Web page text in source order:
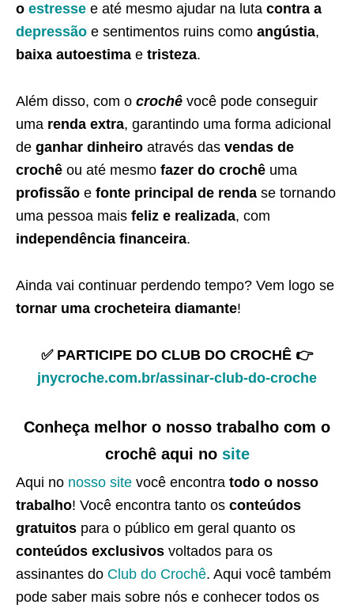
o estresse e até mesmo ajudar na luta contra a
depressão e sentimentos ruins como angústia,
baixa autoestima e tristeza.
Além disso, com o crochê você pode conseguir
uma renda extra, garantindo uma forma adicional
de ganhar dinheiro através das vendas de
crochê ou até mesmo fazer do crochê uma
profissão e fonte principal de renda se tornando
uma pessoa mais feliz e realizada, com
independência financeira.
Ainda vai continuar perdendo tempo? Vem logo se
tornar uma crocheteira diamante!
✅ PARTICIPE DO CLUB DO CROCHÊ 👉
jnycroche.com.br/assinar-club-do-croche
Conheça melhor o nosso trabalho com o
crochê aqui no site
Aqui no nosso site você encontra todo o nosso
trabalho! Você encontra tanto os conteúdos
gratuitos para o público em geral quanto os
conteúdos exclusivos voltados para os
assinantes do Club do Crochê. Aqui você também
pode saber mais sobre nós e conhecer todos os